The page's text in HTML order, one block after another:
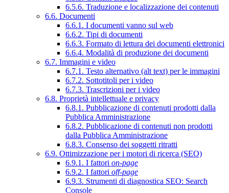
6.5.6. Traduzione e localizzazione dei contenuti
6.6. Documenti
6.6.1. I documenti vanno sul web
6.6.2. Tipi di documenti
6.6.3. Formato di lettura dei documenti elettronici
6.6.4. Modalità di produzione dei documenti
6.7. Immagini e video
6.7.1. Testo alternativo (alt text) per le immagini
6.7.2. Sottotitoli per i video
6.7.3. Trascrizioni per i video
6.8. Proprietà intellettuale e privacy
6.8.1. Pubblicazione di contenuti prodotti dalla
Pubblica Amministrazione
6.8.2. Pubblicazione di contenuti non prodotti
dalla Pubblica Amministrazione
6.8.3. Consenso dei soggetti ritratti
6.9. Ottimizzazione per i motori di ricerca (SEO)
6.9.1. I fattori on-page
6.9.2. I fattori off-page
6.9.3. Strumenti di diagnostica SEO: Search
Console